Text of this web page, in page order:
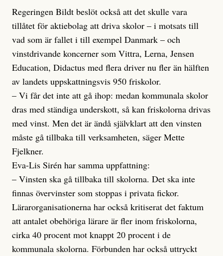
Regeringen Bildt beslöt också att det skulle vara
tillåtet för aktiebolag att driva skolor – i motsats till
vad som är fallet i till exempel Danmark – och
vinstdrivande koncerner som Vittra, Lerna, Jensen
Education, Didactus med flera driver nu fler än hälften
av landets uppskattningsvis 950 friskolor.
– Vi får det inte att gå ihop: medan kommunala skolor
dras med ständiga underskott, så kan friskolorna drivas
med vinst. Men det är ändå självklart att den vinsten
måste gå tillbaka till verksamheten, säger Mette
Fjelkner.
Eva-Lis Sirén har samma uppfattning:
– Vinsten ska gå tillbaka till skolorna. Det ska inte
finnas övervinster som stoppas i privata fickor.
Lärarorganisationerna har också kritiserat det faktum
att antalet obehöriga lärare är fler inom friskolorna,
cirka 40 procent mot knappt 20 procent i de
kommunala skolorna. Förbunden har också uttryckt